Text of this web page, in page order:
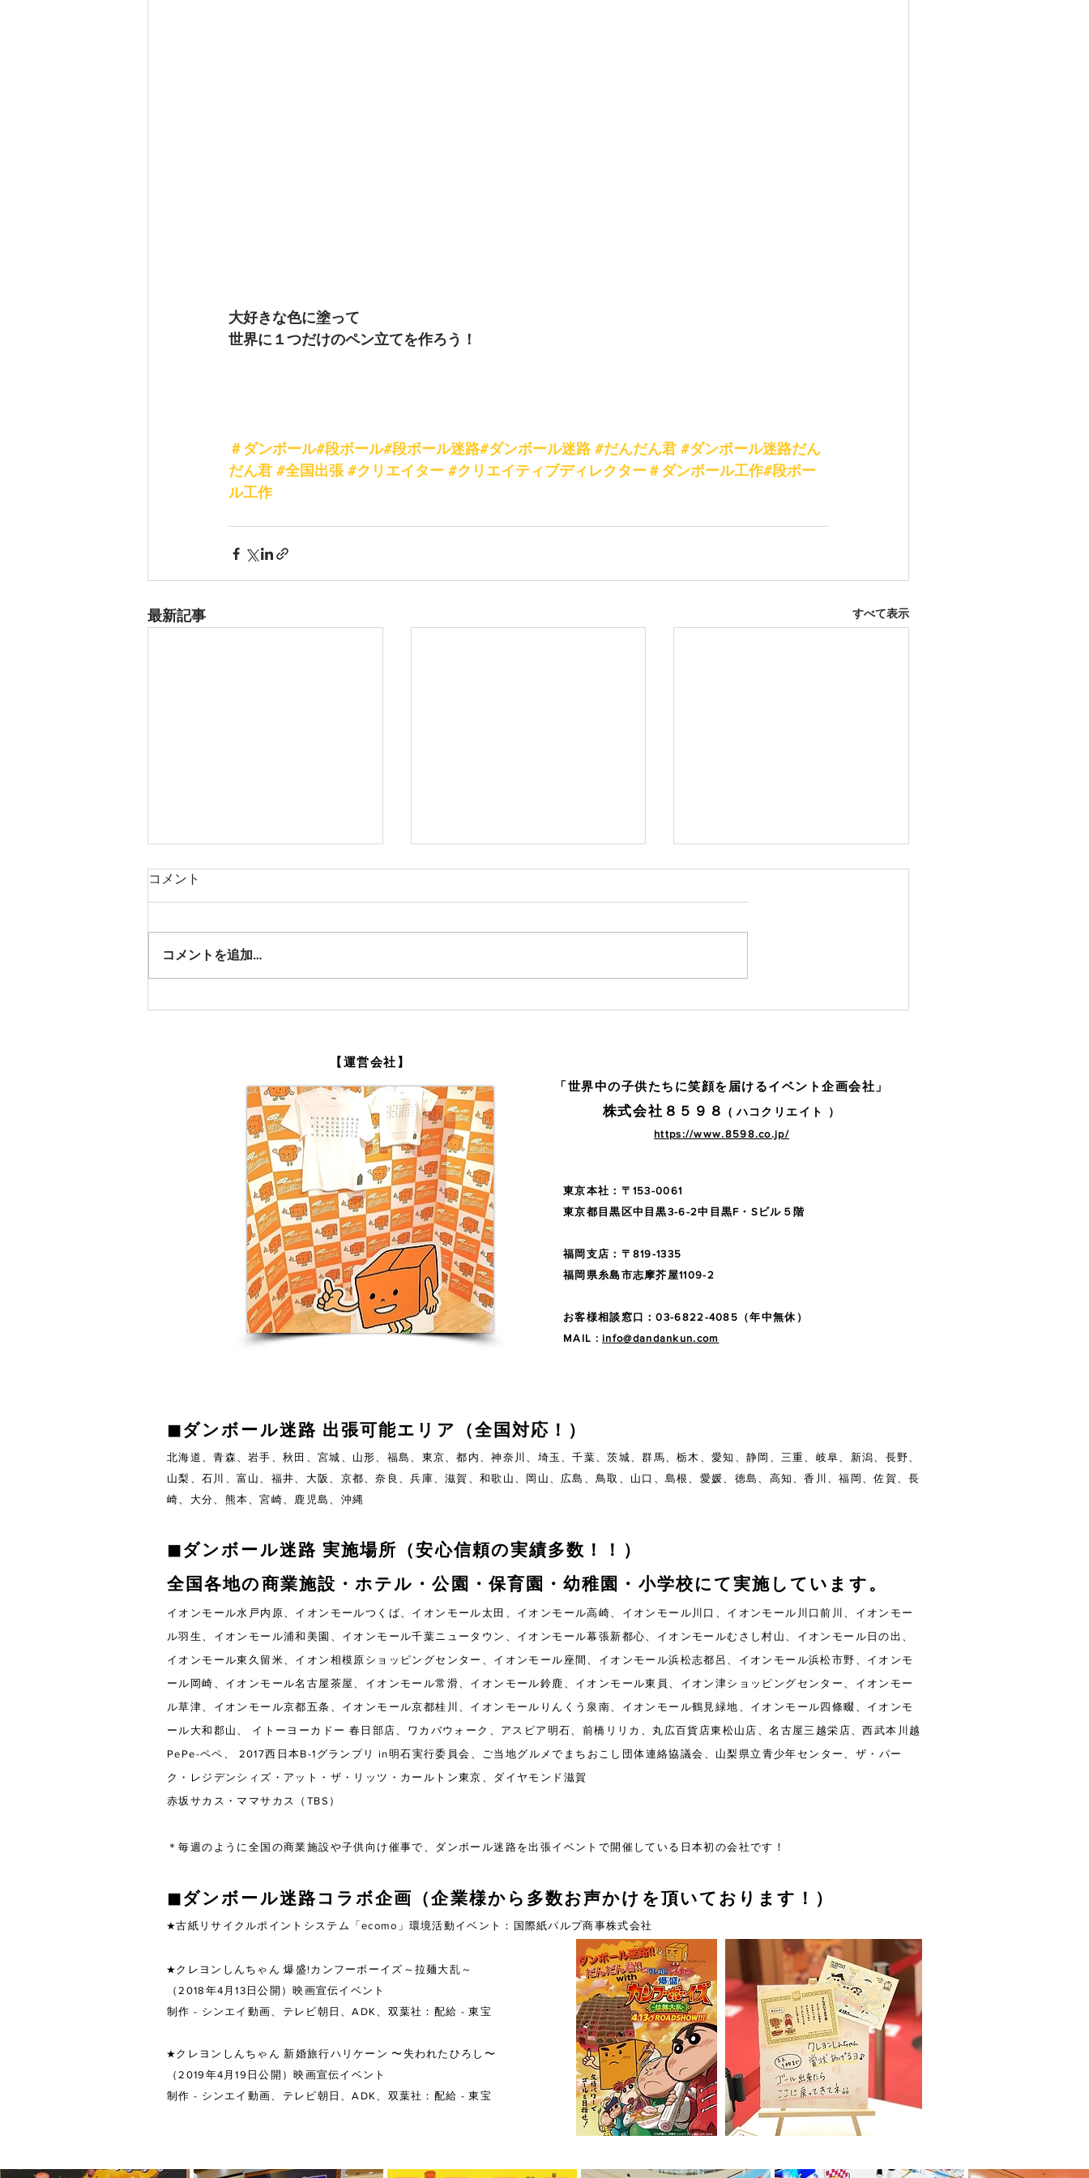
大好きな色に塗って
世界に１つだけのペン立てを作ろう！
＃ダンボール#段ボール#段ボール迷路#ダンボール迷路 #だんだん君 #ダンボール迷路だん
だん君 #全国出張 #クリエイター #クリエイティブディレクター＃ダンボール工作#段ボー
ル工作
最新記事 すべて表示
コメント
コメントを追加…
【運営会社】
「世界中の子供たちに笑顔を届けるイベント企画会社」
株式会社８５９８ ( ハコクリエイト ）
https://www.8598.co.jp/
東京本社：〒153-0061
東京都目黒区中目黒3-6-2中目黒F・Sビル５階
福岡支店：〒819-1335
福岡県糸島市志摩芥屋1109-2
お客様相談窓口：03-6822-4085 （年中無休）
MAIL : info@dandankun.com
◼︎ダンボール迷路 出張可能エリア（全国対応！）
北海道、青森、岩手、秋田、宮城、山形、福島、東京、都内、神奈川、埼玉、千葉、茨城、群馬、栃木、愛知、静岡、三重、岐阜、新潟、長野、
山梨、石川、富山、福井、大阪、京都、奈良、兵庫、滋賀、和歌山、岡山、広島、鳥取、山口、島根、愛媛、徳島、高知、香川、福岡、佐賀、長
崎、大分、熊本、宮崎、鹿児島、沖縄
◼︎ダンボール迷路 実施場所（安心信頼の実績多数！！）
​全国各地の商業施設・ホテル・公園・保育園・幼稚園・小学校にて実施しています。
イオンモール水戸内原、イオンモールつくば、イオンモール太田、イオンモール高崎、イオンモール川口、イオンモール川口前川、イオンモー
ル羽生、イオンモール浦和美園、イオンモール千葉ニュータウン、イオンモール幕張新都心、イオンモールむさし村山、イオンモール日の出、
イオンモール東久留米、イオン相模原ショッピングセンター、イオンモール座間、イオンモール浜松志都呂、イオンモール浜松市野、イオンモ
ール岡崎、イオンモール名古屋茶屋、イオンモール常滑、イオンモール鈴鹿、イオンモール東員、イオン津ショッピングセンター、イオンモー
ル草津、イオンモール京都五条、イオンモール京都桂川、イオンモールりんくう泉南、イオンモール鶴見緑地、イオンモール四條畷、イオンモ
ール大和郡山、 イトーヨーカドー 春日部店、ワカバウォーク、アスピア明石、前橋リリカ、丸広百貨店東松山店、名古屋三越栄店、西武本川越
PePe-ペペ、 2017西日本B-1グランプリ in明石実行委員会、ご当地グルメでまちおこし団体連絡協議会、山梨県立青少年センター、ザ・パー
ク・レジデンシィズ・アット・ザ・リッツ・カールトン東京、ダイヤモンド滋賀
赤坂サカス・ママサカス（TBS）
＊毎週のように全国の商業施設や子供向け催事で、ダンボール迷路を出張イベントで開催している日本初の会社です！
◼︎ダンボール迷路コラボ企画（企業様から多数お声かけを頂いております！）
★古紙リサイクルポイントシステム「ecomo」環境活動イベント：国際紙パルプ商事株式会社
★クレヨンしんちゃん 爆盛!カンフーボーイズ～拉麺大乱～
（2018年4月13日公開）映画宣伝イベント
制作 - シンエイ動画、テレビ朝日、ADK、双葉社：配給 - 東宝
★クレヨンしんちゃん 新婚旅行ハリケーン 〜失われたひろし〜
（2019年4月19日公開）映画宣伝イベント
制作 - シンエイ動画、テレビ朝日、ADK、双葉社：配給 - 東宝